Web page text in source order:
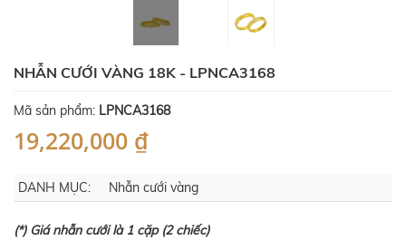
NHẪN CƯỚI VÀNG 18K - LPNCA3168
Mã sản phẩm: LPNCA3168
19,220,000 ₫
DANH MỤC: Nhẫn cưới vàng
(*) Giá nhẫn cưới là 1 cặp (2 chiếc)